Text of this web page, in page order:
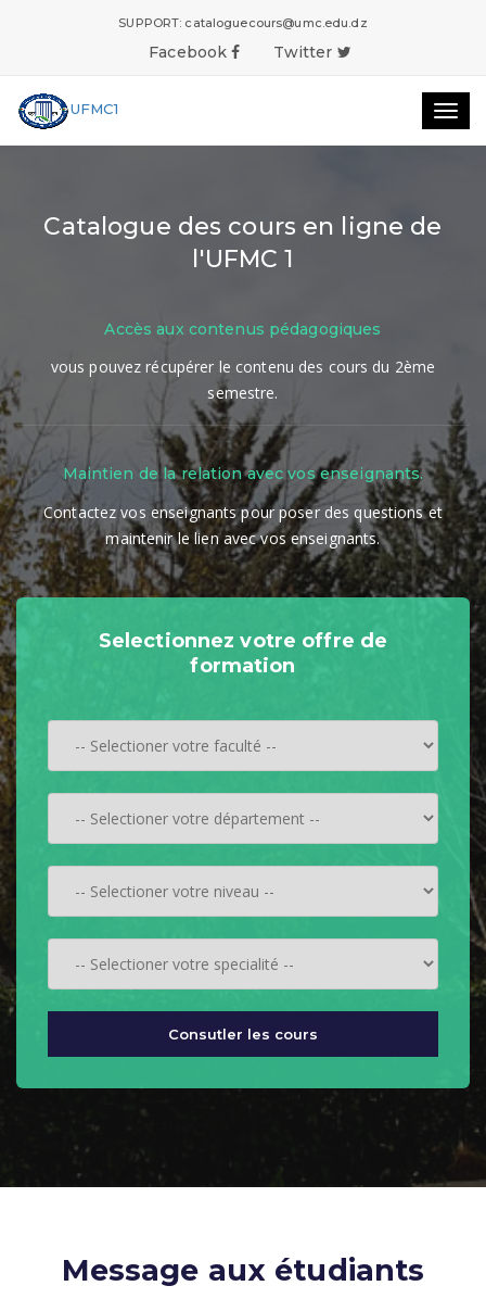
SUPPORT: cataloguecours@umc.edu.dz
Facebook Twitter
UFMC1
Catalogue des cours en ligne de
l'UFMC 1
Accès aux contenus pédagogiques
vous pouvez récupérer le contenu des cours du 2ème
semestre.
Maintien de la relation avec vos enseignants.
Contactez vos enseignants pour poser des questions et
maintenir le lien avec vos enseignants.
Selectionnez votre offre de
formation
Message aux étudiants